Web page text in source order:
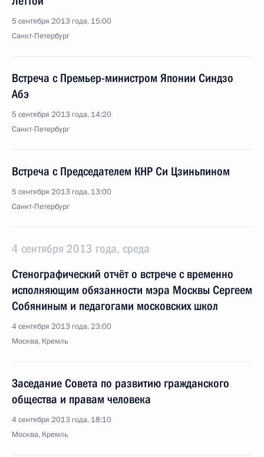
5 сентября 2013 года, 15:00
Санкт-Петербург
Встреча с Премьер-министром Японии Синдзо
Абэ
5 сентября 2013 года, 14:20
Санкт-Петербург
Встреча с Председателем КНР Си Цзиньпином
5 сентября 2013 года, 13:00
Санкт-Петербург
4 сентября 2013 года, среда
Стенографический отчёт о встрече с временно
исполняющим обязанности мэра Москвы Сергеем
Собяниным и педагогами московских школ
4 сентября 2013 года, 23:00
Москва, Кремль
Заседание Совета по развитию гражданского
общества и правам человека
4 сентября 2013 года, 18:10
Москва, Кремль